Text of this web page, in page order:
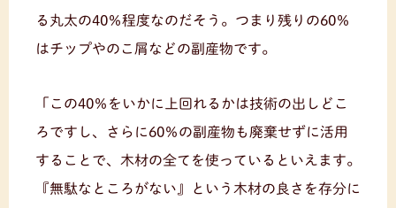
る丸太の40％程度なのだそう。つまり残りの60％
はチップやのこ屑などの副産物です。
「この40％をいかに上回れるかは技術の出しどこ
ろですし、さらに60％の副産物も廃棄せずに活用
することで、木材の全てを使っているといえます。
『無駄なところがない』という木材の良さを存分に